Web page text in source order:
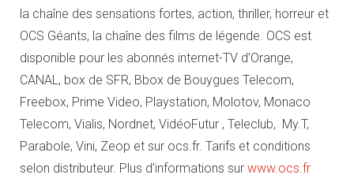
la chaîne des sensations fortes, action, thriller, horreur et
OCS Géants, la chaîne des films de légende. OCS est
disponible pour les abonnés internet-TV d’Orange,
CANAL, box de SFR, Bbox de Bouygues Telecom,
Freebox, Prime Video, Playstation, Molotov, Monaco
Telecom, Vialis, Nordnet, VidéoFutur , Teleclub, My.T,
Parabole, Vini, Zeop et sur ocs.fr. Tarifs et conditions
selon distributeur. Plus d’informations sur www.ocs.fr